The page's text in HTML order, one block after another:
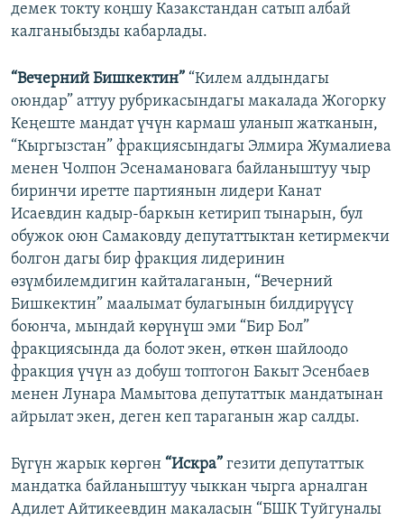
демек токту коңшу Казакстандан сатып албай
калганыбызды кабарлады.
“Вечерний Бишкектин” “Килем алдындагы
оюндар” аттуу рубрикасындагы макалада Жогорку
Кеңеште мандат үчүн кармаш уланып жатканын,
“Кыргызстан” фракциясындагы Элмира Жумалиева
менен Чолпон Эсенамановага байланыштуу чыр
биринчи иретте партиянын лидери Канат
Исаевдин кадыр-баркын кетирип тынарын, бул
обужок оюн Самаковду депутаттыктан кетирмекчи
болгон дагы бир фракция лидеринин
өзүмбилемдигин кайталаганын, “Вечерний
Бишкектин” маалымат булагынын билдирүүсү
боюнча, мындай көрүнүш эми “Бир Бол”
фракциясында да болот экен, өткөн шайлоодо
фракция үчүн аз добуш топтогон Бакыт Эсенбаев
менен Лунара Мамытова депутаттык мандатынан
айрылат экен, деген кеп тараганын жар салды.
Бүгүн жарык көргөн “Искра” гезити депутаттык
мандатка байланыштуу чыккан чырга арналган
Адилет Айтикеевдин макаласын “БШК Туйгуналы